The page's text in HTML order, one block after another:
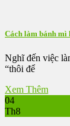
Cách làm bánh mì
Nghĩ đến việc
“thôi để
Xem Thêm
04
Th8